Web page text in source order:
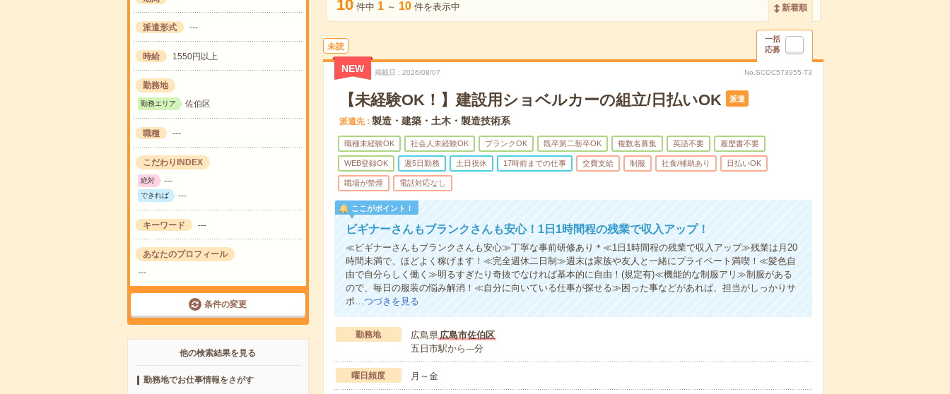
派遣形式 ---
時給 1550円以上
勤務地
勤務エリア 佐伯区
職種 ---
こだわりINDEX
絶対 ---
できれば ---
キーワード ---
あなたのプロフィール
---
条件の変更
他の検索結果を見る
勤務地でお仕事情報をさがす
10 件中 1 ～ 10 件を表示中 新着順
未読
一括
応募
NEW 掲載日 2026/08/07 No.SCOC573955-T3
【未経験OK！】建設用ショベルカーの組立/日払いOK 派遣
派遣先 製造・建築・土木・製造技術系
職種未経験OK 社会人未経験OK ブランクOK 既卒第二新卒OK 複数名募集 英語不要 履歴書不要
WEB登録OK 週5日勤務 土日祝休 17時前までの仕事 交費支給 制服 社食/補助あり 日払いOK
職場が禁煙 電話対応なし
ここがポイント！
ビギナーさんもブランクさんも安心！1日1時間程の残業で収入アップ！
≪ビギナーさんもブランクさんも安心≫丁寧な事前研修あり＊≪1日1時間程の残業で収入アップ≫残業は月20
時間未満で、ほどよく稼げます！≪完全週休二日制≫週末は家族や友人と一緒にプライベート満喫！≪髪色自
由で自分らしく働く≫明るすぎたり奇抜でなければ基本的に自由！(規定有)≪機能的な制服アリ≫制服がある
ので、毎日の服装の悩み解消！≪自分に向いている仕事が探せる≫困った事などがあれば、担当がしっかりサ
ポ…つづきを見る
勤務地 広島県広島市佐伯区
五日市駅から---分
曜日頻度 月～金